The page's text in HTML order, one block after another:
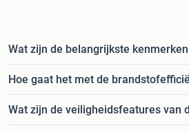
Wat zijn de belangrijkste
Hoe gaat het met de
Wat zijn de veiligheidsfeatures van